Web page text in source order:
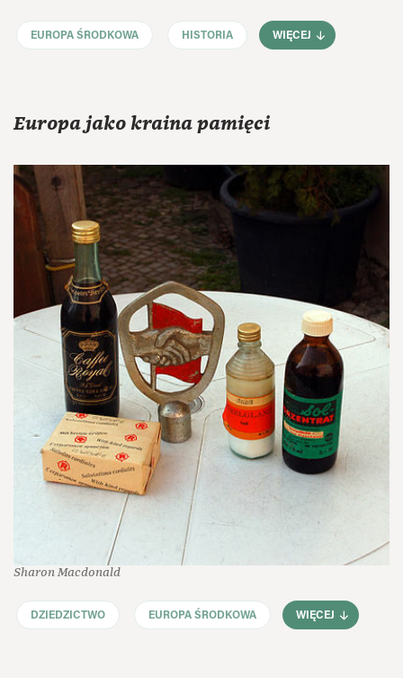
EUROPA ŚRODKOWA HISTORIA WIĘCEJ
Europa jako kraina pamięci
Sharon Macdonald
DZIEDZICTWO EUROPA ŚRODKOWA WIĘCEJ